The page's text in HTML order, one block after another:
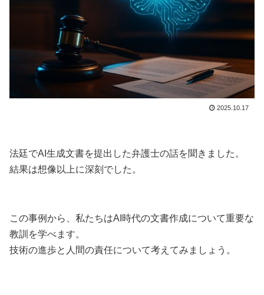
2025.10.17
法廷でAI生成文書を提出した弁護士の話を聞きました。
結果は想像以上に深刻でした。
この事例から、私たちはAI時代の文書作成について重要な
教訓を学べます。
技術の進歩と人間の責任について考えてみましょう。